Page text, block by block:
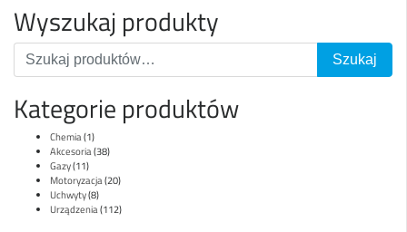
Wyszukaj produkty
Kategorie produktów
Chemia(1)
Akcesoria(38)
Gazy(11)
Motoryzacja(20)
Uchwyty(8)
Urządzenia(112)